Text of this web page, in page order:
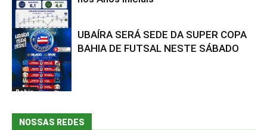
Bahia
Bahia
UBAÍRA SERÁ SEDE DA SUPER COPA
BAHIA DE FUTSAL NESTE SÁBADO
NOSSAS REDES